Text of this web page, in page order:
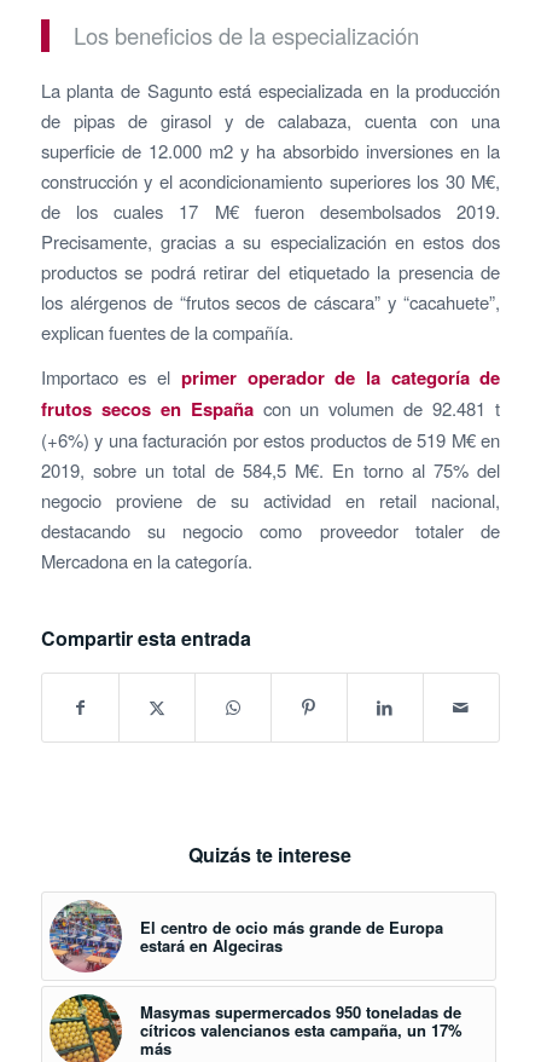
Los beneficios de la especialización
La planta de Sagunto está especializada en la producción
de pipas de girasol y de calabaza, cuenta con una
superficie de 12.000 m2 y ha absorbido inversiones en la
construcción y el acondicionamiento superiores los 30 M€,
de los cuales 17 M€ fueron desembolsados 2019.
Precisamente, gracias a su especialización en estos dos
productos se podrá retirar del etiquetado la presencia de
los alérgenos de “frutos secos de cáscara” y “cacahuete”,
explican fuentes de la compañía.
Importaco es el primer operador de la categoría de
frutos secos en Españacon un volumen de 92.481 t
(+6%) y una facturación por estos productos de 519 M€ en
2019, sobre un total de 584,5 M€. En torno al 75% del
negocio proviene de su actividad en retail nacional,
destacando su negocio como proveedor totaler de
Mercadona en la categoría.
Compartir esta entrada
Quizás te interese
El centro de ocio más grande de Europa
estará en Algeciras
Masymas supermercados 950 toneladas de
cítricos valencianos esta campaña, un 17%
más